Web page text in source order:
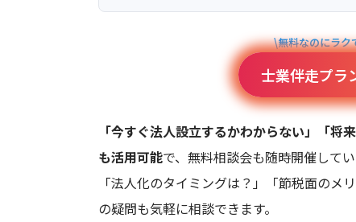
\無料なのにラク
士業伴走プラ
「今すぐ法人設立するかわからない」「将
も活用可能で、無料相談会も随時開催してい
「法人化のタイミングは？」「節税面の
の疑問も気軽に相談できます。